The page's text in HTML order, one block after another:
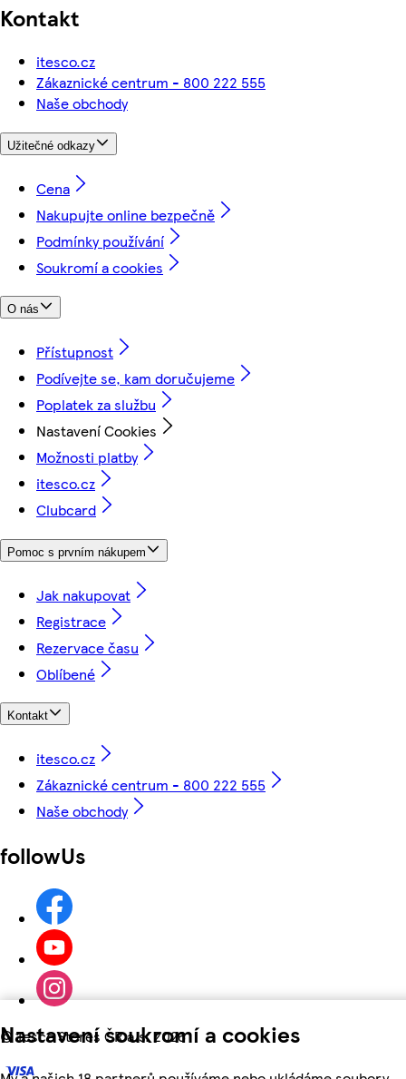
Nastavení soukromí a cookies
Kontakt
itesco.cz
Zákaznické centrum - 800 222 555
Naše obchody
Užitečné odkazy
Cena
Nakupujte online bezpečně
Podmínky používání
Soukromí a cookies
O nás
Přístupnost
Podívejte se, kam doručujeme
Poplatek za službu
Nastavení Cookies
Možnosti platby
itesco.cz
Clubcard
Pomoc s prvním nákupem
Jak nakupovat
Registrace
Rezervace času
Oblíbené
Kontakt
itesco.cz
Zákaznické centrum - 800 222 555
Naše obchody
followUs
©Tesco Stores ČR a.s. 2026